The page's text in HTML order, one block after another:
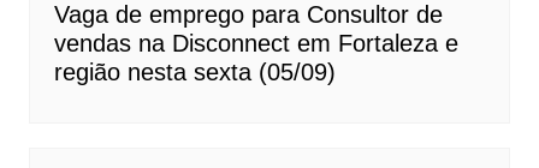
Vaga de emprego para Consultor de
vendas na Disconnect em Fortaleza e
região nesta sexta (05/09)